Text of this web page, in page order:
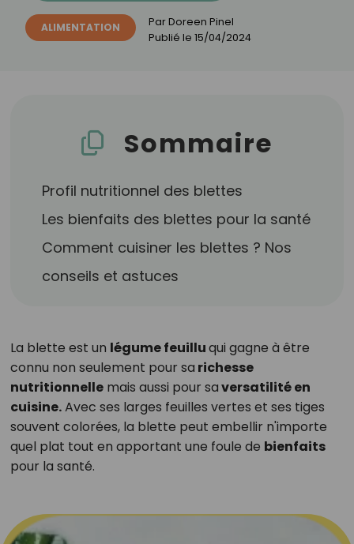
ALIMENTATION ParDoreen Pinel
Publié le 15/04/2024
Sommaire
Profil nutritionnel des blettes
Les bienfaits des blettes pour la santé
Comment cuisiner les blettes ? Nos
conseils et astuces
La blette est un légume feuilluqui gagne à être
connu non seulement pour sa richesse
nutritionnellemais aussi pour saversatilité en
cuisine.Avec ses larges feuilles vertes et ses tiges
souvent colorées, la blette peut embellir n'importe
quel plat tout en apportant une foule de bienfaits
pour la santé.